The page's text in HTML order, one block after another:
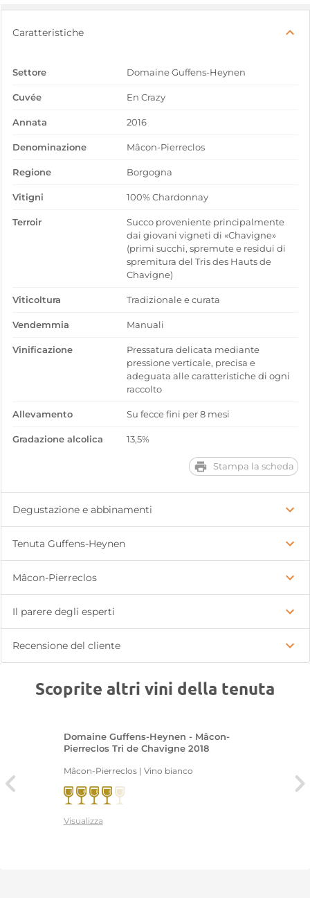
Caratteristiche
Settore Domaine Guffens-Heynen
Cuvée En Crazy
Annata 2016
Denominazione Mâcon-Pierreclos
Regione Borgogna
Vitigni 100% Chardonnay
Terroir
Succo proveniente principalmente
dai giovani vigneti di «Chavigne»
(primi succhi, spremute e residui di
spremitura del Tris des Hauts de
Chavigne)
Viticoltura Tradizionale e curata
Vendemmia Manuali
Vinificazione
Pressatura delicata mediante
pressione verticale, precisa e
adeguata alle caratteristiche di ogni
raccolto
Allevamento Su fecce fini per 8 mesi
Gradazione alcolica 13,5%
Stampa la scheda
Degustazione e abbinamenti
Tenuta Guffens-Heynen
Mâcon-Pierreclos
Il parere degli esperti
Recensione del cliente
Scoprite altri vini della tenuta
Domaine Guffens-Heynen - Mâcon-
Pierreclos Tri de Chavigne 2018
Mâcon-Pierreclos | Vino bianco
Visualizza